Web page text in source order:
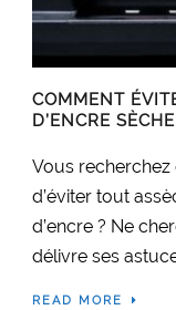
COMMENT
D’ENCRE
Vous
d’éviter tout
d’encre ? Ne
délivre ses
READ MORE